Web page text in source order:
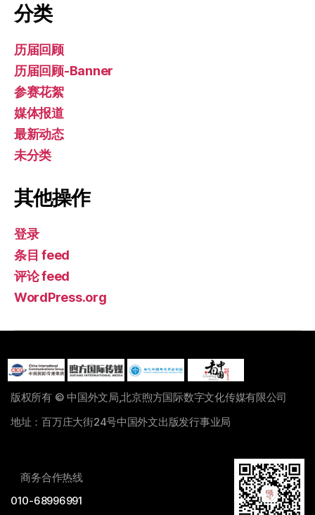
分类
历届回顾
历届回顾-Banner
参赛花絮
媒体报道
最新动态
未分类
其他操作
登录
条目 feed
评论 feed
WordPress.org
版权所有 © 中国外文局,北京煦方国际数字文化传媒有限公司
地址：百万庄大街24号中国外文出版发行事业局
商务合作热线
010-68996991